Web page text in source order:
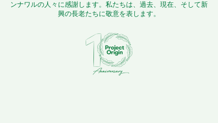
ンナワルの人々に感謝します。私たちは、過去、現在、そして新
興の長老たちに敬意を表します。